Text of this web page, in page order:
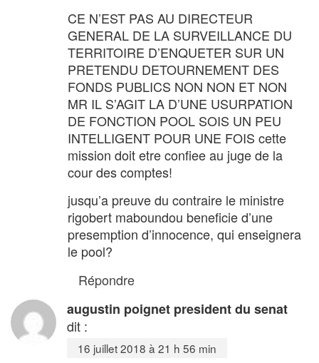
CE N’EST PAS AU DIRECTEUR
GENERAL DE LA SURVEILLANCE DU
TERRITOIRE D’ENQUETER SUR UN
PRETENDU DETOURNEMENT DES
FONDS PUBLICS NON NON ET NON
MR IL S’AGIT LA D’UNE USURPATION
DE FONCTION POOL SOIS UN PEU
INTELLIGENT POUR UNE FOIS cette
mission doit etre confiee au juge de la
cour des comptes!
jusqu’a preuve du contraire le ministre
rigobert maboundou beneficie d’une
presemption d’innocence, qui enseignera
le pool?
Répondre
augustin poignet president du senat
dit :
16 juillet 2018 à 21 h 56 min